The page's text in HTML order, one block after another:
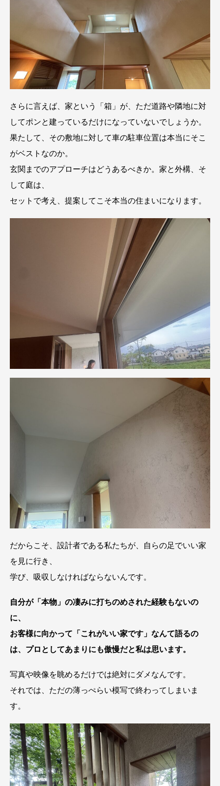
さらに言えば、家という「箱」が、ただ道路や隣地に対
してポンと建っているだけになっていないでしょうか。
果たして、その敷地に対して車の駐車位置は本当にそこ
がベストなのか。
玄関までのアプローチはどうあるべきか。家と外構、そ
して庭は、
セットで考え、提案してこそ本当の住まいになります。
だからこそ、設計者である私たちが、自らの足でいい家
を見に行き、
学び、吸収しなければならないんです。
自分が「本物」の凄みに打ちのめされた経験もないの
に、
お客様に向かって「これがいい家です」なんて語るの
は、プロとしてあまりにも傲慢だと私は思います。
写真や映像を眺めるだけでは絶対にダメなんです。
それでは、ただの薄っぺらい模写で終わってしまいま
す。